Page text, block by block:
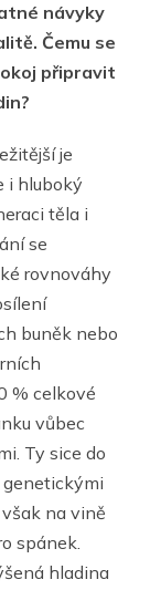
návyky
Čemu se
připravit
je
i hluboký
těla i
se
rovnováhy
buněk nebo
% celkové
vůbec
Ty sice do
genetickými
na vině
spánek.
hladina